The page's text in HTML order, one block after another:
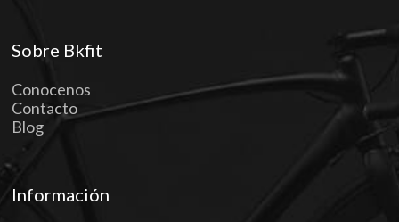
Sobre Bkfit
Conocenos
Contacto
Blog
Información